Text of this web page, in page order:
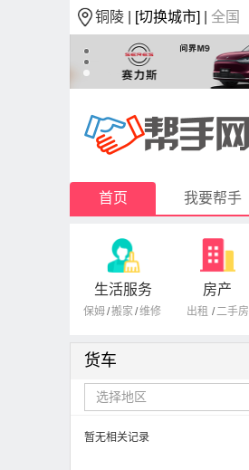
铜陵 | [切换城市] |全国
首页 我要帮手
生活服务
保姆/搬家 /维修
房产
出租 /二手房
货车
选择地区
暂无相关记录